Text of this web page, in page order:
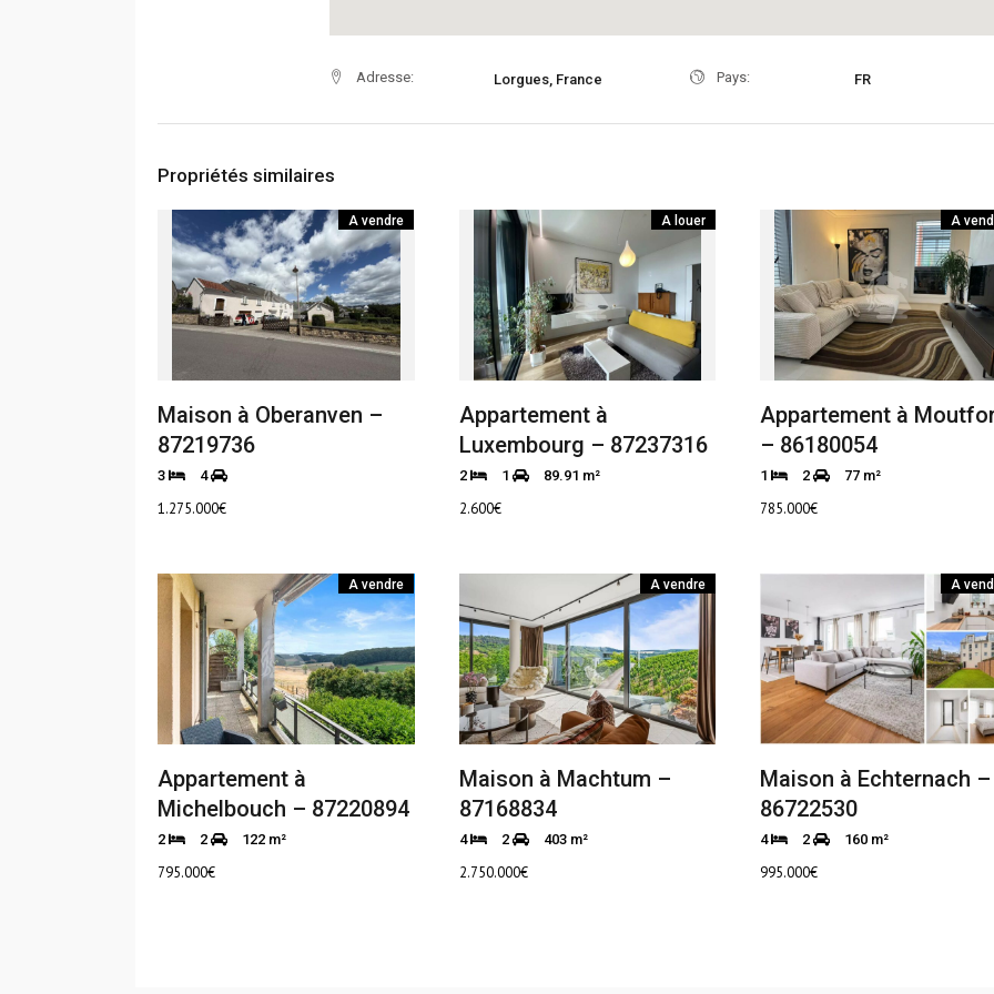
Adresse: Lorgues, France Pays: FR
Propriétés similaires
A vendre
Maison à Oberanven –
87219736
3 4
1.275.000€
A louer
Appartement à
Luxembourg – 87237316
2 1 89.91 m²
2.600€
A
Appartement à
– 86180054
1 2 77 m²
785.000€
A vendre
Appartement à
Michelbouch – 87220894
2 2 122 m²
795.000€
A vendre
Maison à Machtum –
87168834
4 2 403 m²
2.750.000€
A
Maison à Echternach –
86722530
4 2 160 m²
995.000€